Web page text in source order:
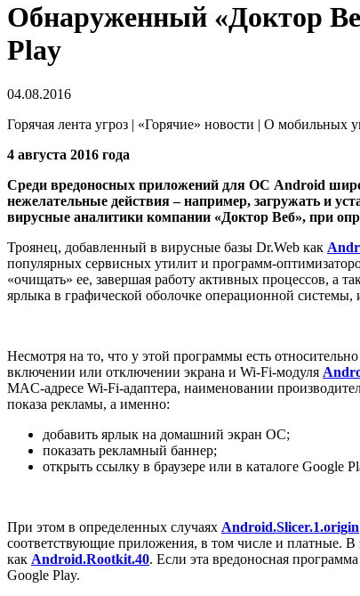
Обнаруженный «Доктор
Play
04.08.2016
Горячая лента угроз | «Горячие» новости | О мобильных
4 августа 2016 года
Среди вредоносных приложений для ОС Android
нежелательные действия – например, загружать и
вирусные аналитики компании «Доктор Веб», при
Троянец, добавленный в вирусные базы Dr.Web как
популярных сервисных утилит и программ-
«очищать» ее, завершая работу активных процессов, а
ярлыка в графической оболочке операционной системы,
Несмотря на то, что у этой программы есть
включении или отключении экрана и Wi-Fi-модуля
MAC-адресе Wi-Fi-адаптера, наименовании
показа рекламы, а именно:
добавить ярлык на домашний экран ОС;
показать рекламный баннер;
открыть ссылку в браузере или в каталоге Google
При этом в определенных случаях Android.Slicer.1.origin
соответствующие приложения, в том числе и платные.
как Android.Rootkit.40. Если эта вредоносная
Google Play.